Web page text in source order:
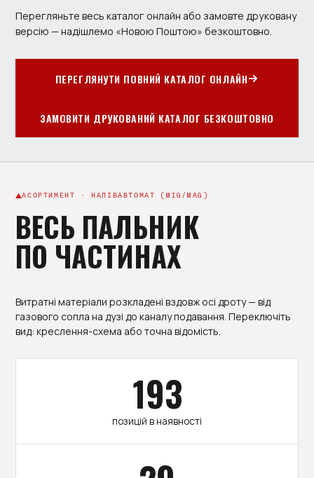
Перегляньте весь каталог онлайн або замовте друковану
версію — надішлемо «Новою Поштою» безкоштовно.
ПЕРЕГЛЯНУТИ ПОВНИЙ КАТАЛОГ ОНЛАЙН
ЗАМОВИТИ ДРУКОВАНИЙ КАТАЛОГ БЕЗКОШТОВНО
АСОРТИМЕНТ · НАПІВАВТОМАТ (MIG/MAG)
ВЕСЬ ПАЛЬНИК
ПО ЧАСТИНАХ
Витратні матеріали розкладені вздовж осі дроту — від
газового сопла на дузі до каналу подавання. Переключіть
вид: креслення-схема або точна відомість.
193
позицій в наявності